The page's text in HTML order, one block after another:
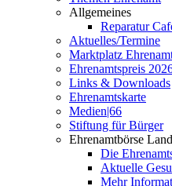
Allgemeines
Reparatur
Aktuelles/Termine
Marktplatz
Ehrenamtspreis
Links & Downloads
Ehrenamtskarte
Medien|66
Stiftung für Bürger
Ehrenamtbörse
Die
Aktuelle
Mehr